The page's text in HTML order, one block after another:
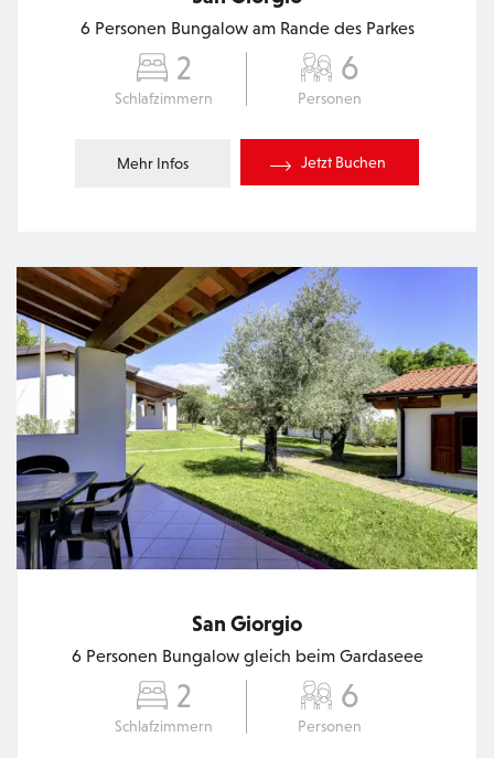
6 Personen Bungalow am Rande des Parkes
2
Schlafzimmern
6
Personen
Mehr Infos Jetzt Buchen
San Giorgio
6 Personen Bungalow gleich beim Gardaseee
2
Schlafzimmern
6
Personen